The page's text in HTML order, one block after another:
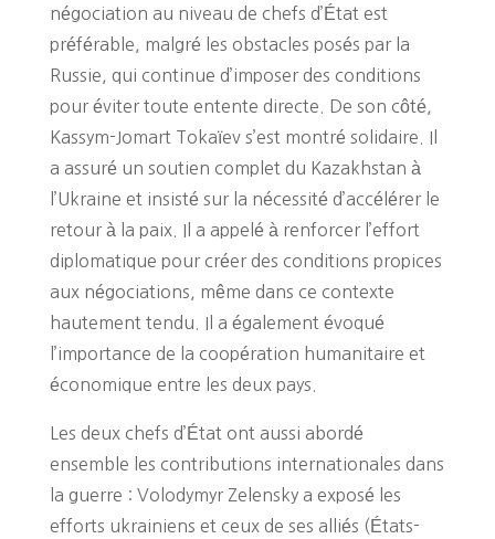
négociation au niveau de chefs d’État est
préférable, malgré les obstacles posés par la
Russie, qui continue d’imposer des conditions
pour éviter toute entente directe. De son côté,
Kassym-Jomart Tokaïev s’est montré solidaire. Il
a assuré un soutien complet du Kazakhstan à
l’Ukraine et insisté sur la nécessité d’accélérer le
retour à la paix. Il a appelé à renforcer l’effort
diplomatique pour créer des conditions propices
aux négociations, même dans ce contexte
hautement tendu. Il a également évoqué
l’importance de la coopération humanitaire et
économique entre les deux pays.
Les deux chefs d’État ont aussi abordé
ensemble les contributions internationales dans
la guerre : Volodymyr Zelensky a exposé les
efforts ukrainiens et ceux de ses alliés (États-